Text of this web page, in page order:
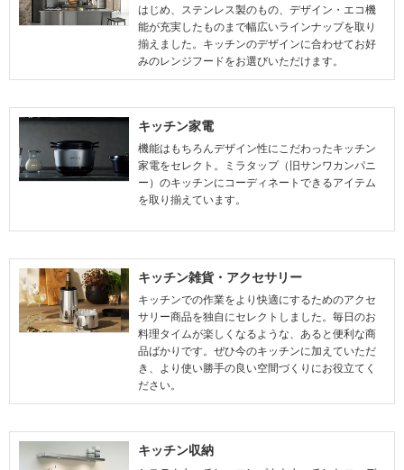
はじめ、ステンレス製のもの、デザイン・エコ機
能が充実したものまで幅広いラインナップを取り
揃えました。キッチンのデザインに合わせてお好
みのレンジフードをお選びいただけます。
キッチン家電
機能はもちろんデザイン性にこだわったキッチン
家電をセレクト。ミラタップ（旧サンワカンパニ
ー）のキッチンにコーディネートできるアイテム
を取り揃えています。
キッチン雑貨・アクセサリー
キッチンでの作業をより快適にするためのアクセ
サリー商品を独自にセレクトしました。毎日のお
料理タイムが楽しくなるような、あると便利な商
品ばかりです。ぜひ今のキッチンに加えていただ
き、より使い勝手の良い空間づくりにお役立てく
ださい。
キッチン収納